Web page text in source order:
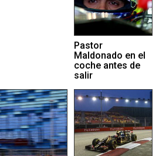
Pastor
Maldonado en el
coche antes de
salir